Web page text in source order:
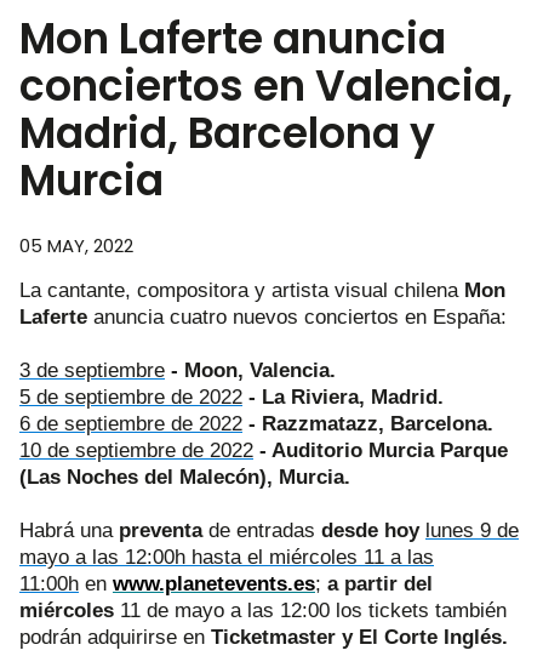
Mon Laferte anuncia
conciertos en Valencia,
Madrid, Barcelona y
Murcia
05 MAY, 2022
La cantante, compositora y artista visual chilena Mon
Laferte anuncia cuatro nuevos conciertos en España:
3 de septiembre - Moon, Valencia.
5 de septiembre de 2022 - La Riviera, Madrid.
6 de septiembre de 2022 - Razzmatazz, Barcelona.
10 de septiembre de 2022 - Auditorio Murcia Parque
(Las Noches del Malecón), Murcia.
Habrá una preventade entradas desde hoy lunes 9 de
mayo a las 12:00h hasta el miércoles 11 a las
11:00h en www.planetevents.es; a partir del
miércoles 11 de mayo a las 12:00 los tickets también
podrán adquirirse en Ticketmaster y El Corte Inglés.